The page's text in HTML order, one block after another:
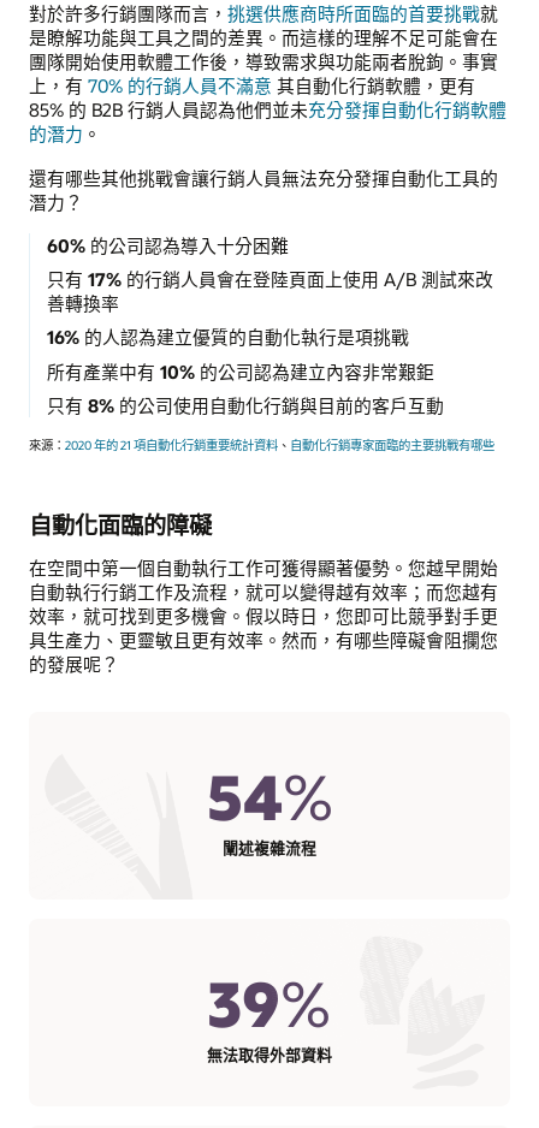
對於許多行銷團隊而言， 挑選供應商時所面臨的首要挑戰就
是瞭解功能與工具之間的差異。而這樣的理解不足可能會在
團隊開始使用軟體工作後，導致需求與功能兩者脫鉤。事實
上，有 70% 的行銷人員不滿意 其自動化行銷軟體，更有
85% 的 B2B 行銷人員認為他們並未充分發揮自動化行銷軟體
的潛力 。
還有哪些其他挑戰會讓行銷人員無法充分發揮自動化工具的
潛力？
60%的公司認為導入十分困難
只有 17%的行銷人員會在登陸頁面上使用 A/B 測試來改
善轉換率
16%的人認為建立優質的自動化執行是項挑戰
所有產業中有 10%的公司認為建立內容非常艱鉅
只有 8%的公司使用自動化行銷與目前的客戶互動
來源： 2020 年的 21 項自動化行銷重要統計資料 、 自動化行銷專家面臨的主要挑戰有哪些
自動化面臨的障礙
在空間中第一個自動執行工作可獲得顯著優勢。您越早開始
自動執行行銷工作及流程，就可以變得越有效率；而您越有
效率，就可找到更多機會。假以時日，您即可比競爭對手更
具生產力、更靈敏且更有效率。然而，有哪些障礙會阻攔您
的發展呢？
54%
闡述複雜流程
39%
無法取得外部資料